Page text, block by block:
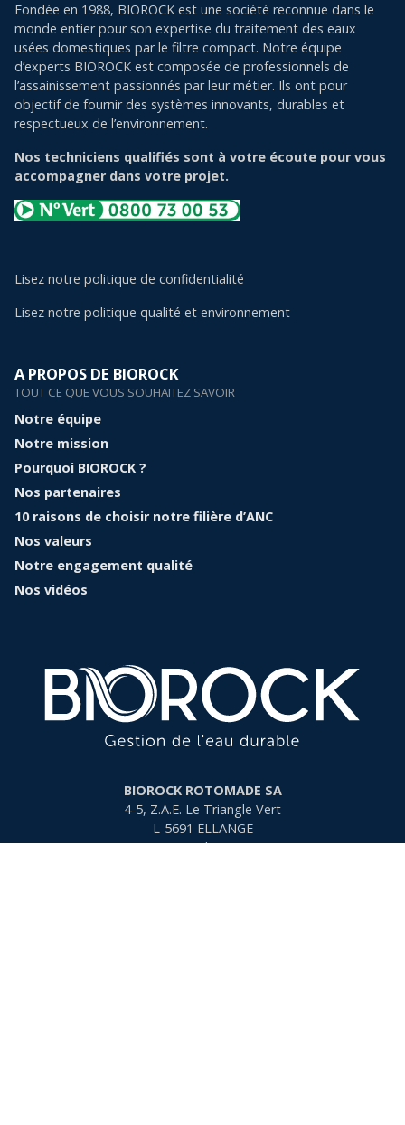
Fondée en 1988, BIOROCK est une société reconnue dans le
monde entier pour son expertise du traitement des eaux
usées domestiques par le filtre compact. Notre équipe
d’experts BIOROCK est composée de professionnels de
l’assainissement passionnés par leur métier. Ils ont pour
objectif de fournir des systèmes innovants, durables et
respectueux de l’environnement.
Nos techniciens qualifiés sont à votre écoute pour vous
accompagner dans votre projet.
Lisez notre politique de confidentialité
Lisez notre politique qualité et environnement
A PROPOS DE BIOROCK
TOUT CE QUE VOUS SOUHAITEZ SAVOIR
Notre équipe
Notre mission
Pourquoi BIOROCK ?
Nos partenaires
10 raisons de choisir notre filière d’ANC
Nos valeurs
Notre engagement qualité
Nos vidéos
BIOROCK ROTOMADE SA
4-5, Z.A.E. Le Triangle Vert
L-5691 ELLANGE
Luxembourg